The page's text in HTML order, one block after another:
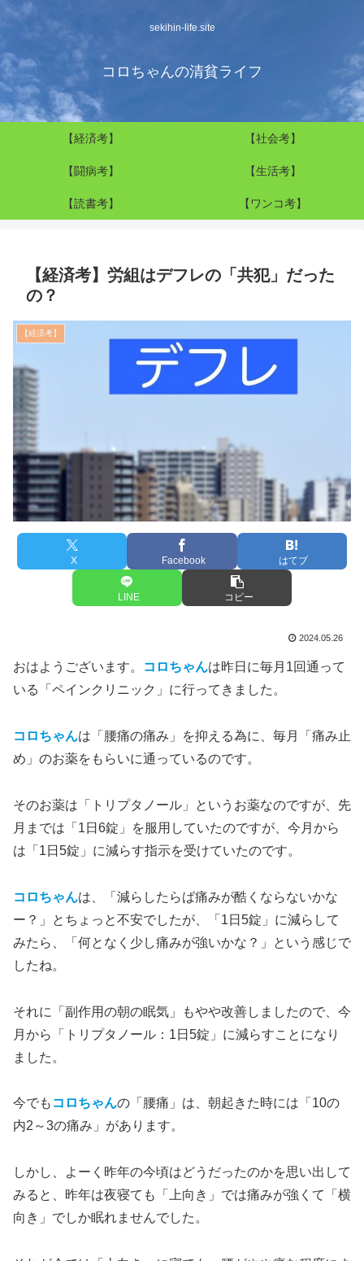
sekihin-life.site
コロちゃんの清貧ライフ
【経済考】 【社会考】
【闘病考】 【生活考】
【読書考】 【ワンコ考】
【経済考】労組はデフレの「共犯」だった
の？
【経済考】
X Facebook はてブ
LINE コピー
2024.05.26
おはようございます。 コロちゃんは昨日に毎月1回通って
いる「ペインクリニック」に行ってきました。
コロちゃんは「腰痛の痛み」を抑える為に、毎月「痛み止
め」のお薬をもらいに通っているのです。
そのお薬は「トリプタノール」というお薬なのですが、先
月までは「1日6錠」を服用していたのですが、今月から
は「1日5錠」に減らす指示を受けていたのです。
コロちゃんは、「減らしたらば痛みが酷くならないかな
ー？」とちょっと不安でしたが、「1日5錠」に減らして
みたら、「何となく少し痛みが強いかな？」という感じで
したね。
それに「副作用の朝の眠気」もやや改善しましたので、今
月から「トリプタノール：1日5錠」に減らすことになり
ました。
今でも コロちゃんの「腰痛」は、朝起きた時には「10の
内2～3の痛み」があります。
しかし、よーく昨年の今頃はどうだったのかを思い出して
みると、昨年は夜寝ても「上向き」では痛みが強くて「横
向き」でしか眠れませんでした。